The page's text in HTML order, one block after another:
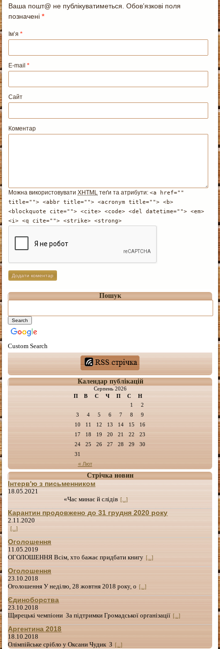
Ваша пошт@ не публікуватиметься. Обов’язкові поля
позначені*
Ім’я*
E-mail*
Сайт
Коментар
Можна використовуватиXHTML теґи та атрибути:<a href=""
title=""> <abbr title=""> <acronym title=""> <b>
<blockquote cite=""> <cite> <code> <del datetime=""> <em>
<i> <q cite=""> <strike> <strong>
Пошук
Custom Search
Календар публікацій
Серпень 2026
П
В С Ч П С Н
« Лют
1
2
3
4 5 6 7 8
9
10
11 12 13 14 15
16
17
18 19 20 21 22
23
24
25 26 27 28 29
30
31
Стрічка новин
Інтерв'ю з письменником
18.05.2021
«Час минає й слідів [...]
Карантин продовжено до 31 грудня 2020 року
2.11.2020
[...]
Оголошення
11.05.2019
ОГОЛОШЕННЯ Всім, хто бажає придбати книгу [...]
Оголошення
23.10.2018
Оголошення У неділю, 28 жовтня 2018 року, о [...]
Єдиноборства
23.10.2018
Щирецькі чемпіони За підтримки Громадської організації [...]
Аргентина 2018
18.10.2018
Олімпійське срібло у Оксани Чудик З [...]